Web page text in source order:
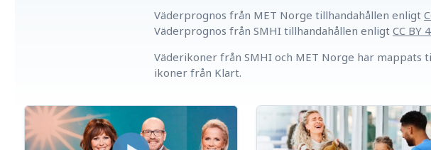
Väderprognos från MET Norge tillhandahållen enligt
Väderprognos från SMHI tillhandahållen enligt CC BY
Väderikoner från SMHI och MET Norge har mappats
ikoner från Klart.